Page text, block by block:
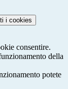
i cookies
consentire.
della
potete